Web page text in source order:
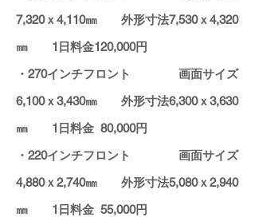
7,320ｘ4,110㎜ 外形寸法7,530ｘ4,320
㎜ 1日料金120,000円
・270インチフロント 画面サイズ
6,100ｘ3,430㎜ 外形寸法6,300ｘ3,630
㎜ 1日料金 80,000円
・220インチフロント 画面サイズ
4,880ｘ2,740㎜ 外形寸法5,080ｘ2,940
㎜ 1日料金 55,000円